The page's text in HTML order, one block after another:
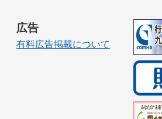
広告
有料広告掲載について